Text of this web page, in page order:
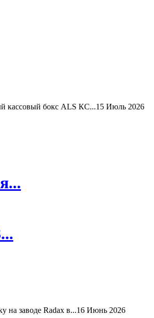
кассовый бокс ALS КС...15 Июль 2026
на заводе Radax в...16 Июнь 2026